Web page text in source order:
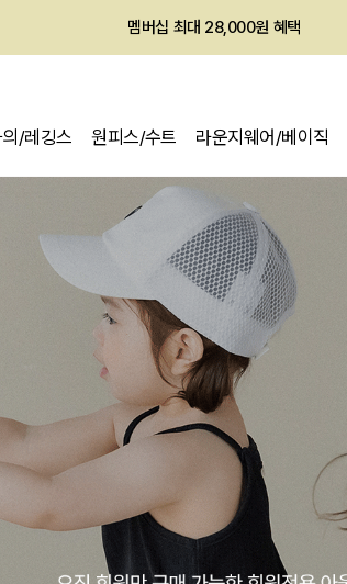
멤버십 최대 28,000원 혜택
/레깅스 원피스/수트 라운지웨어/베이직